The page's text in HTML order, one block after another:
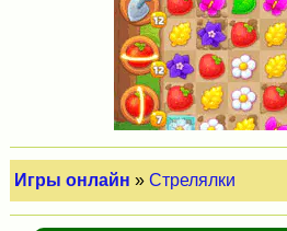
Игры онлайн »Стрелялки